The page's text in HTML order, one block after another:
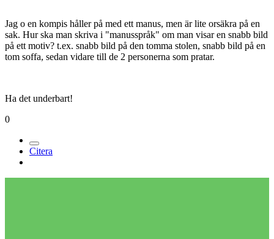
Jag o en kompis håller på med ett manus, men är lite orsäkra på en
sak. Hur ska man skriva i "manusspråk" om man visar en snabb bild
på ett motiv? t.ex. snabb bild på den tomma stolen, snabb bild på en
tom soffa, sedan vidare till de 2 personerna som pratar.
Ha det underbart!
0
Citera